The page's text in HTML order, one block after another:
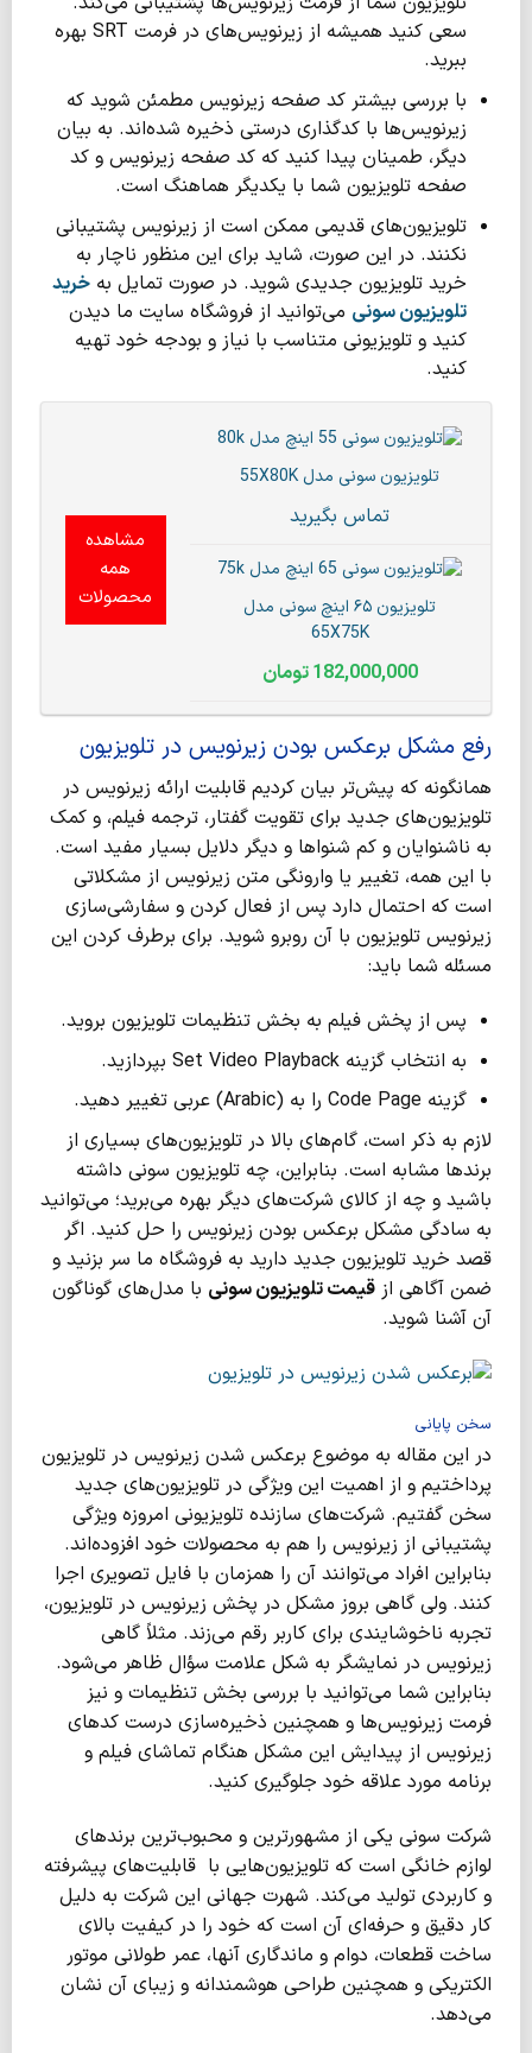
سعی کنید همیشه از زیرنویس‌های در فرمت SRT بهره
ببرید.
با بررسی بیشتر کد صفحه زیرنویس مطمئن شوید که
زیرنویس‌ها با کدگذاری درستی ذخیره شده‌اند. به بیان
دیگر، طمینان پیدا کنید که کد صفحه زیرنویس و کد
صفحه تلویزیون شما با یکدیگر هماهنگ است.
تلویزیون‌های قدیمی ممکن است از زیرنویس پشتیبانی
نکنند. در این صورت، شاید برای این منظور ناچار به
خرید تلویزیون جدیدی شوید. در صورت تمایل به خرید
تلویزیون سونی می‌توانید از فروشگاه سایت ما دیدن
کنید و تلویزیونی متناسب با نیاز و بودجه خود تهیه
کنید.
تلویزیون سونی مدل 55X80K
تماس بگیرید
تلویزیون ۶۵ اینچ سونی مدل
65X75K
182,000,000تومان
مشاهده
همه
محصولات
رفع مشکل برعکس بودن زیرنویس در تلویزیون
همانگونه که پیش‌تر بیان کردیم قابلیت ارائه زیرنویس در
تلویزیون‌های جدید برای تقویت گفتار، ترجمه فیلم، و کمک
به ناشنوایان و کم شنواها و دیگر دلایل بسیار مفید است.
با این همه، تغییر یا وارونگی متن زیرنویس از مشکلاتی
است که احتمال دارد پس از فعال کردن و سفارشی‌سازی
زیرنویس تلویزیون با آن روبرو شوید. برای برطرف کردن این
مسئله شما باید:
پس از پخش فیلم به بخش تنظیمات تلویزیون بروید.
به انتخاب گزینه Set Video Playback بپردازید.
گزینه Code Page را به (Arabic) عربی تغییر دهید.
لازم به ذکر است، گام‌های بالا در تلویزیون‌های بسیاری از
برندها مشابه است. بنابراین، چه تلویزیون سونی داشته
باشید و چه از کالای شرکت‌های دیگر بهره می‌برید؛ می‌توانید
به ‌سادگی مشکل برعکس بودن زیرنویس را حل کنید. اگر
قصد خرید تلویزیون جدید دارید به فروشگاه ما سر بزنید و
ضمن آگاهی از قیمت تلویزیون سونی با مدل‌های گوناگون
آن آشنا شوید.
سخن پایانی
در این مقاله به موضوع برعکس شدن زیرنویس در تلویزیون
پرداختیم و از اهمیت این ویژگی در تلویزیون‌های جدید
سخن گفتیم. شرکت‌های سازنده تلویزیونی امروزه ویژگی
پشتیبانی از زیرنویس را هم به محصولات خود افزوده‌اند.
بنابراین افراد می‌توانند آن را همزمان با فایل تصویری اجرا
کنند. ولی گاهی بروز مشکل در پخش زیرنویس در تلویزیون،
تجربه ناخوشایندی برای کاربر رقم می‌زند. مثلاً گاهی
زیرنویس در نمایشگر به شکل علامت سؤال ظاهر می‌شود.
بنابراین شما می‌توانید با بررسی بخش تنظیمات و نیز
فرمت زیرنویس‌ها و همچنین ذخیره‌سازی درست کدهای
زیرنویس از پیدایش این مشکل هنگام تماشای فیلم و
برنامه مورد علاقه خود جلوگیری کنید.
شرکت سونی یکی از مشهورترین و محبوب‌ترین برندهای
لوازم خانگی است که تلویزیون‌هایی با قابلیت‌های پیشرفته
و کاربردی تولید می‌کند. شهرت جهانی این شرکت به دلیل
کار دقیق و حرفه‌ای آن است که خود را در کیفیت بالای
ساخت قطعات، دوام و ماندگاری آنها، عمر طولانی موتور
الکتریکی و همچنین طراحی هوشمندانه و زیبای آن نشان
می‌دهد.